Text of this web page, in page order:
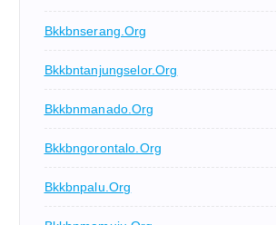
Bkkbnserang.org
Bkkbntanjungselor.org
Bkkbnmanado.org
Bkkbngorontalo.org
Bkkbnpalu.org